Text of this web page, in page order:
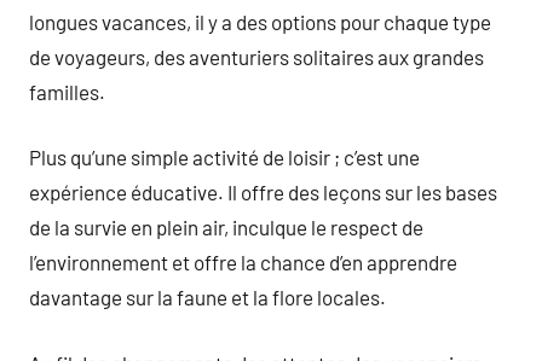
longues vacances, il y a des options pour chaque type
de voyageurs, des aventuriers solitaires aux grandes
familles.
Plus qu’une simple activité de loisir ; c’est une
expérience éducative. Il offre des leçons sur les bases
de la survie en plein air, inculque le respect de
l’environnement et offre la chance d’en apprendre
davantage sur la faune et la flore locales.